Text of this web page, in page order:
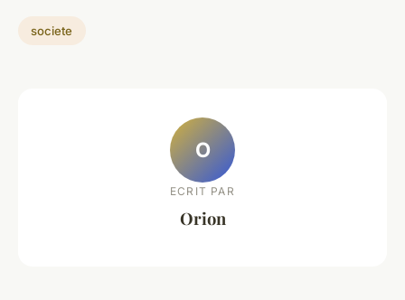
societe
O
ECRIT PAR
Orion